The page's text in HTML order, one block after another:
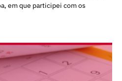
em que participei com os